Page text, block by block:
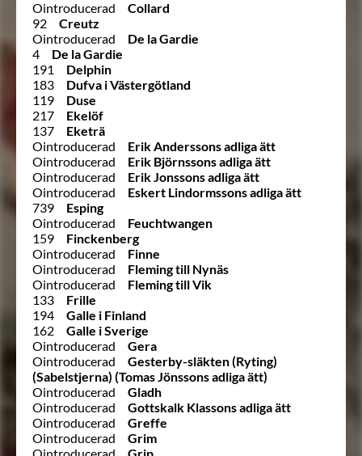
Ointroducerad
Collard
92
Creutz
Ointroducerad
De la Gardie
4
De la Gardie
191
Delphin
183
Dufva i Västergötland
119
Duse
217
Ekelöf
137
Eketrä
Ointroducerad
Erik Anderssons adliga ätt
Ointroducerad
Erik Björnssons adliga ätt
Ointroducerad
Erik Jonssons adliga ätt
Ointroducerad
Eskert Lindormssons adliga ätt
739
Esping
Ointroducerad
Feuchtwangen
159
Finckenberg
Ointroducerad
Finne
Ointroducerad
Fleming till Nynäs
Ointroducerad
Fleming till Vik
133
Frille
194
Galle i Finland
162
Galle i Sverige
Ointroducerad
Gera
Ointroducerad
Gesterby-släkten (Ryting)
(Sabelstjerna) (Tomas Jönssons adliga ätt)
Ointroducerad
Gladh
Ointroducerad
Gottskalk Klassons adliga ätt
Ointroducerad
Greffe
Ointroducerad
Grim